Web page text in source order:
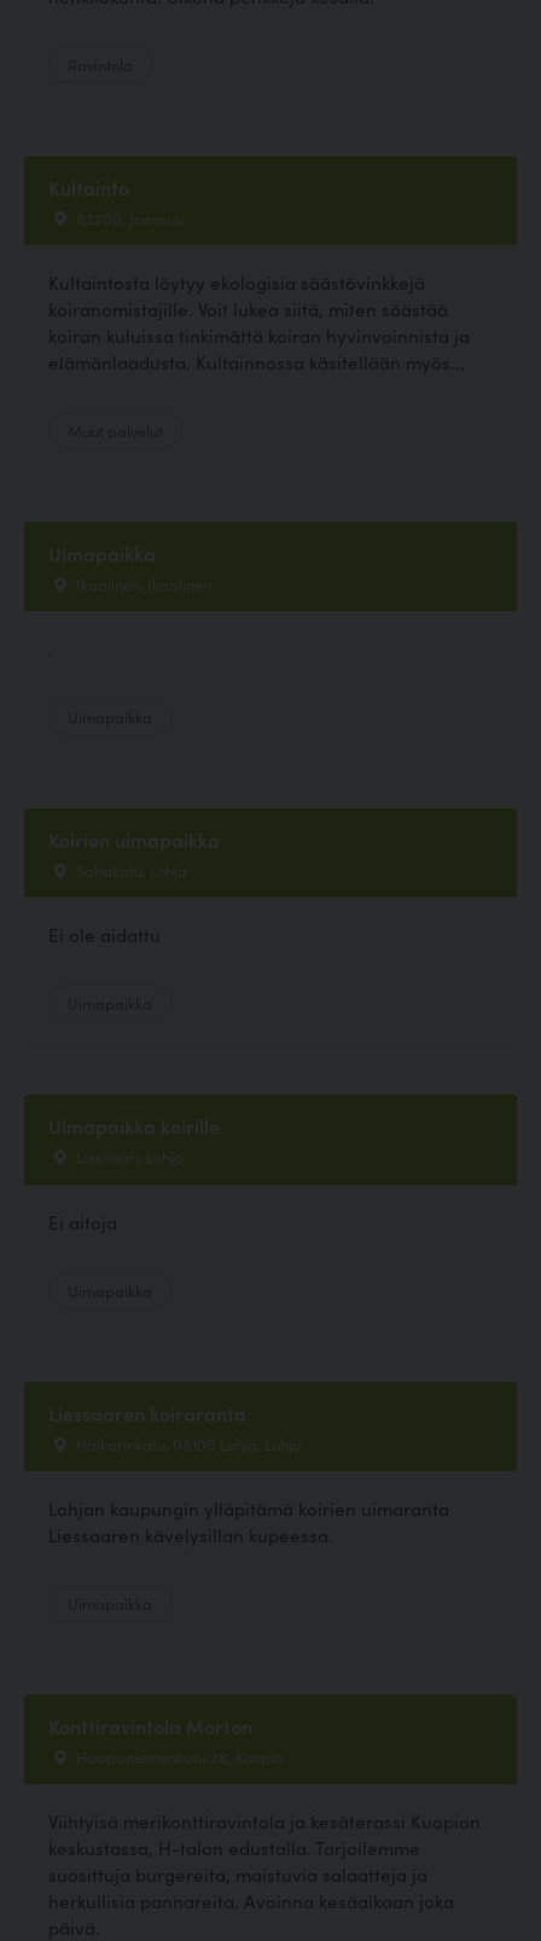
Kultainto
82200, Joensuu
Kultaintosta löytyy ekologisia säästövinkkejä
koiranomistajille. Voit lukea siitä, miten säästää
koiran kuluissa tinkimättä koiran hyvinvoinnista ja
elämänlaadusta. Kultainnossa käsitellään myös...
Uimapaikka
Ikaalinen, Ikaalinen
Koirien uimapaikka
Sahakatu, Lohja
Ei ole aidattu
Uimapaikka koirille
Liessaari, Lohja
Ei aitoja
Liessaaren koiraranta
Haikarinkatu, 08100 Lohja, Lohja
Lohjan kaupungin ylläpitämä koirien uimaranta
Liessaaren kävelysillan kupeessa.
Konttiravintola Morton
Haapaniemenkatu 28, Kuopio
Viihtyisä merikonttiravintola ja kesäterassi Kuopion
keskustassa, H-talon edustalla. Tarjoilemme
suosittuja burgereita, maistuvia salaatteja ja
herkullisia pannareita. Avoinna kesäaikaan joka
päivä.